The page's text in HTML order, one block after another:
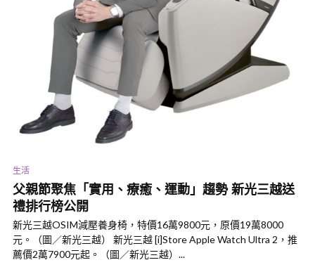
生活
父親節聚焦「實用、療癒、運動」趨勢 新光三越送
禮排行榜公開
新光三越OSIM減壓養身椅，特價16萬9800元，原價19萬8000
元。（圖／新光三越） 新光三越 [i]Store Apple Watch Ultra 2，推
薦價2萬7900元起。（圖／新光三越）...